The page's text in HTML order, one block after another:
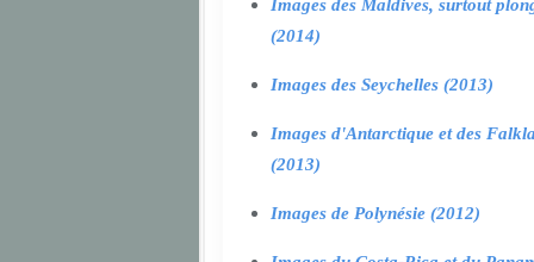
Images des Maldives, surtout
(2014)
Images des Seychelles (2013)
Images d'Antarctique et des
(2013)
Images de Polynésie (2012)